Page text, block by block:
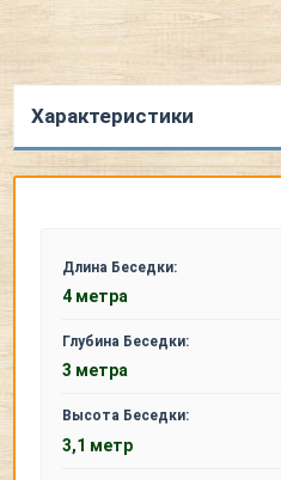
Характеристики
Длина Беседки:
4 метра
Глубина Беседки:
3 метра
Высота Беседки:
3,1 метр